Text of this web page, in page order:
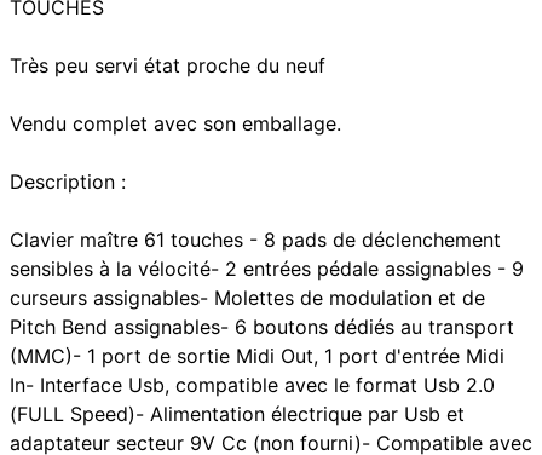
TOUCHES
Très peu servi état proche du neuf
Vendu complet avec son emballage.
Description :
Clavier maître 61 touches - 8 pads de déclenchement
sensibles à la vélocité- 2 entrées pédale assignables - 9
curseurs assignables- Molettes de modulation et de
Pitch Bend assignables- 6 boutons dédiés au transport
(MMC)- 1 port de sortie Midi Out, 1 port d'entrée Midi
In- Interface Usb, compatible avec le format Usb 2.0
(FULL Speed)- Alimentation électrique par Usb et
adaptateur secteur 9V Cc (non fourni)- Compatible avec